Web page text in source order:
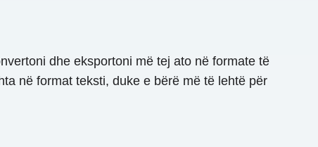
dhe eksportoni më tej ato në formate të
në format teksti, duke e bërë më të lehtë për